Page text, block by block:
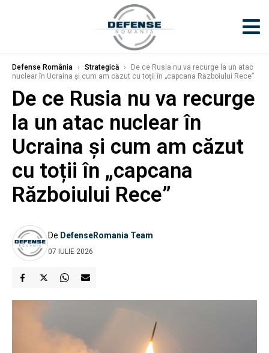
Defense România › Strategică ›
De ce Rusia nu va recurge la un atac
nuclear în Ucraina și cum am căzut cu toții în „capcana Războiului Rece”
De ce Rusia nu va recurge
la un atac nuclear în
Ucraina și cum am căzut
cu toții în „capcana
Războiului Rece”
De DefenseRomania Team
07 IULIE 2026